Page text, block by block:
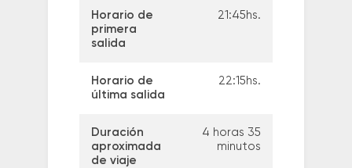
Horario de
primera
salida
21:45hs.
Horario de
última salida
22:15hs.
Duración
aproximada
de viaje
4 horas 35
minutos